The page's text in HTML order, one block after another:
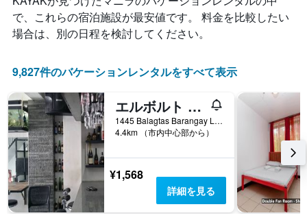
し
て
い
す。
表
の
Y
軸
1​
本
は、
客
室
の
平
金
が
ど
う
変
化
す
る
か
を
表
し
て
い
で、これらの宿泊施設が最安値です。 料金を比較したい
場合は、別の日程を検討してください。
9,827件のバケーションレンタルをすべて表示
エルボルト ホステル マカティ
1445 Balagtas Barangay La Paz, マニラ, フィリピン
4.4km （市内中心部から）
¥1,568
詳細を見る